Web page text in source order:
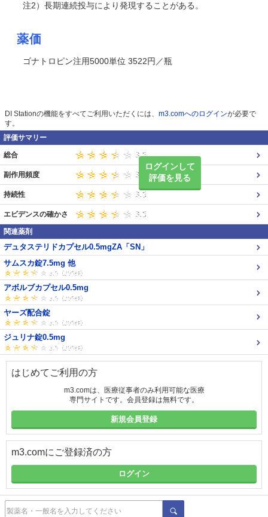
注2）長期連続投与により発現することがある。
薬価
ゴナトロピン注用5000単位 3522円／瓶
DI Stationの機能をすべてご利用いただくには、 m3.comへのログインが必要で
す。
評価サマリー
ログインして
評価を見る
総合
副作用頻度
持続性
エビデンスの確かさ
関連薬剤
デュタステリドカプセル0.5mgZA「SN」
サムスカ錠7.5mg 他
アボルブカプセル0.5mg
ヤーズ配合錠
ジュリナ錠0.5mg
はじめてご利用の方
m3.comは、医療従事者のみ利用可能な医療
専門サイトです。会員登録は無料です。
新規会員登録
m3.comにご登録済の方
ログイン